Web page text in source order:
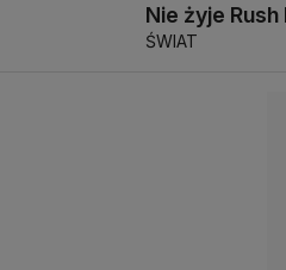
Nie żyje
ŚWIAT